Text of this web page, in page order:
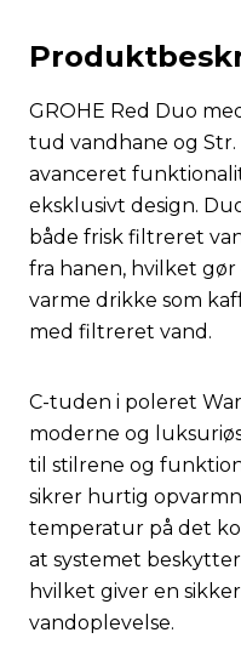
GROHE Red Duo
tud vandhane og
avanceret
eksklusivt design.
både frisk filtreret
fra hanen, hvilket
varme drikke som
med filtreret vand.
C-tuden i poleret
moderne og
til stilrene og
sikrer hurtig
temperatur på det
at systemet
hvilket giver en
vandoplevelse.